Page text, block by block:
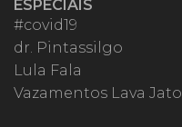
ESPECIAIS
#covid19
dr. Pintassilgo
Lula Fala
Vazamentos Lava Jato